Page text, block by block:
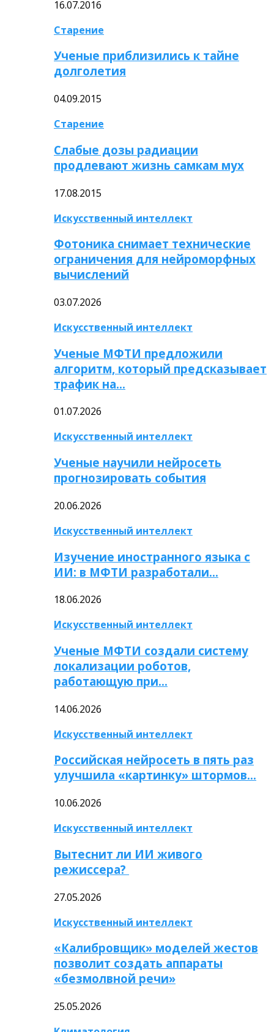
16.07.2016
Старение
Ученые приблизились к тайне
долголетия
04.09.2015
Старение
Слабые дозы радиации
продлевают жизнь самкам мух
17.08.2015
Искусственный интеллект
Фотоника снимает технические
ограничения для нейроморфных
вычислений
03.07.2026
Искусственный интеллект
Ученые МФТИ предложили
алгоритм, который предсказывает
трафик на…
01.07.2026
Искусственный интеллект
Ученые научили нейросеть
прогнозировать события
20.06.2026
Искусственный интеллект
Изучение иностранного языка с
ИИ: в МФТИ разработали…
18.06.2026
Искусственный интеллект
Ученые МФТИ создали систему
локализации роботов,
работающую при…
14.06.2026
Искусственный интеллект
Российская нейросеть в пять раз
улучшила «картинку» штормов…
10.06.2026
Искусственный интеллект
Вытеснит ли ИИ живого
режиссера?
27.05.2026
Искусственный интеллект
«Калибровщик» моделей жестов
позволит создать аппараты
«безмолвной речи»
25.05.2026